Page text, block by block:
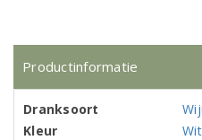
Productinformatie
Dranksoort
Kleur
Wit